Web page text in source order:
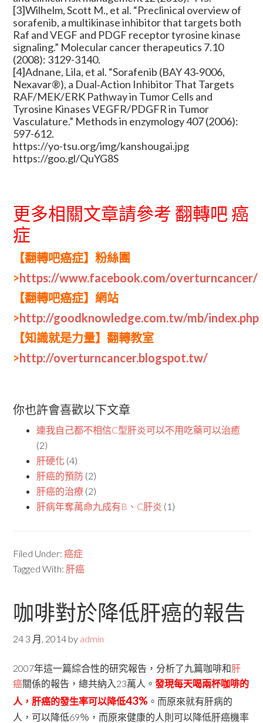
[3]Wilhelm, Scott M., et al. “Preclinical overview of
sorafenib, a multikinase inhibitor that targets both
Raf and VEGF and PDGF receptor tyrosine kinase
signaling.” Molecular cancer therapeutics 7.10
(2008): 3129-3140.
[4]Adnane, Lila, et al. “Sorafenib (BAY 43‐9006,
Nexavar®), a Dual‐Action Inhibitor That Targets
RAF/MEK/ERK Pathway in Tumor Cells and
Tyrosine Kinases VEGFR/PDGFR in Tumor
Vasculature.” Methods in enzymology 407 (2006):
597-612.
https://yo-tsu.org/img/kanshougai.jpg
https://goo.gl/QuYG8S
更多相關文章請參考 翻轉吧 癌
症
【翻轉吧癌症】粉絲團
>https://www.facebook.com/overturncancer/
【翻轉吧癌症】網站
>http://goodknowledge.com.tw/mb/index.php
【知識就是力量】翻轉教室
>http://overturncancer.blogspot.tw/
你也許會喜歡以下文章
連我自己都不相信C型肝炎可以不用吃藥可以治癒
(2)
肝硬化 (4)
肝癌的預防 (2)
肝癌的治療 (2)
肝病年奪萬命九成有B、C肝炎 (1)
Filed Under:癌症
Tagged With: 肝癌
咖啡對於降低肝癌的報告
24 3 月, 2014 by admin
2007年這一篇綜合性的研究報告，分析了九篇咖啡和肝
癌關係的報告，總共納入23萬人。發現每天喝兩杯咖啡的
人，肝癌的發生率可以降低43% 。而原來就有肝病的
人，可以降低69％，而原來健康的人則可以降低肝癌機率